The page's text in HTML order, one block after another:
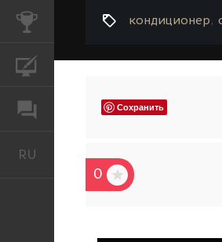
КОНКУРСЫ
КУРСЫ
RU
кондиционер
Сохранить
0